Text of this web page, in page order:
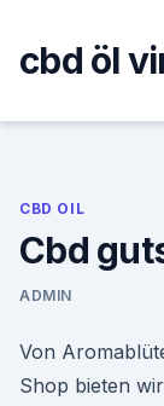
content
cbd öl
CBD OIL
Cbd
ADMIN
Von
Shop bieten